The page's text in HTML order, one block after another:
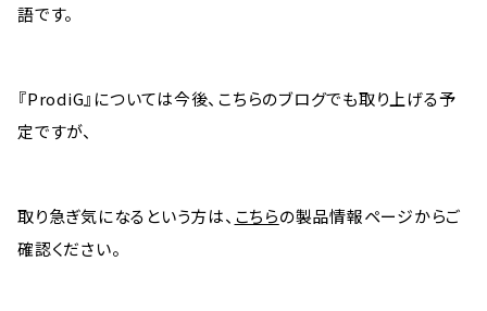
語です。
『ProdiG』については今後、こちらのブログでも取り上げる予
定ですが、
取り急ぎ気になるという方は、 こちらの製品情報ページからご
確認ください。